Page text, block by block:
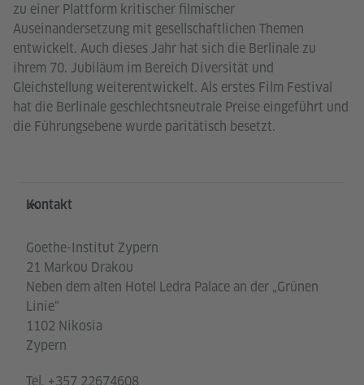
zu einer Plattform kritischer filmischer
Auseinandersetzung mit gesellschaftlichen Themen
entwickelt. Auch dieses Jahr hat sich die Berlinale zu
ihrem 70. Jubiläum im Bereich Diversität und
Gleichstellung weiterentwickelt. Als erstes Film Festival
hat die Berlinale geschlechtsneutrale Preise eingeführt und
die Führungsebene wurde paritätisch besetzt.
Service- und Informationsbereich
Kontakt
Goethe-Institut Zypern
21 Markou Drakou
Neben dem alten Hotel Ledra Palace an der „Grünen
Linie“
1102 Nikosia
Zypern
Tel. +357 22674608